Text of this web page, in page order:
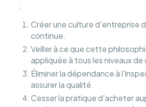
:
Créer une culture d'entreprise
continue.
Veiller à ce que cette
appliquée à tous les niveaux de
Éliminer la dépendance à
assurer la qualité.
Cesser la pratique d'acheter